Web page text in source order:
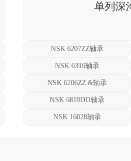
单列深
NSK 6207ZZ轴承
NSK 6316轴承
NSK 6206ZZ &轴承
NSK 6819DD轴承
NSK 16028轴承